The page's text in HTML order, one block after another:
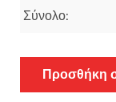
Σύνολο:
Προσθήκη